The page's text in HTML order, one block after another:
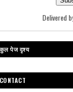
Delivered
पेज दृश्य
CONTACT